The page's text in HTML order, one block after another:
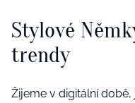
Stylové
trendy
Žijeme v digitální